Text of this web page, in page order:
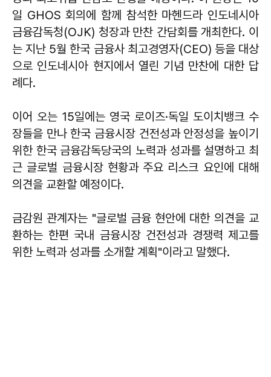
일 GHOS 회의에 함께 참석한 마헨드라 인도네시아
금융감독청(OJK) 청장과 만찬 간담회를 개최한다. 이
는 지난 5월 한국 금융사 최고경영자(CEO) 등을 대상
으로 인도네시아 현지에서 열린 기념 만찬에 대한 답
례다.
이어 오는 15일에는 영국 로이즈·독일 도이치뱅크 수
장들을 만나 한국 금융시장 건전성과 안정성을 높이기
위한 한국 금융감독당국의 노력과 성과를 설명하고 최
근 글로벌 금융시장 현황과 주요 리스크 요인에 대해
의견을 교환할 예정이다.
금감원 관계자는 "글로벌 금융 현안에 대한 의견을 교
환하는 한편 국내 금융시장 건전성과 경쟁력 제고를
위한 노력과 성과를 소개할 계획"이라고 말했다.